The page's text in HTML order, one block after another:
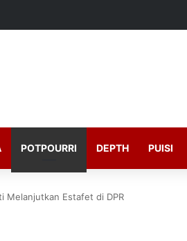
POTPOURRI DEPTH PUISI
Melanjutkan Estafet di DPR